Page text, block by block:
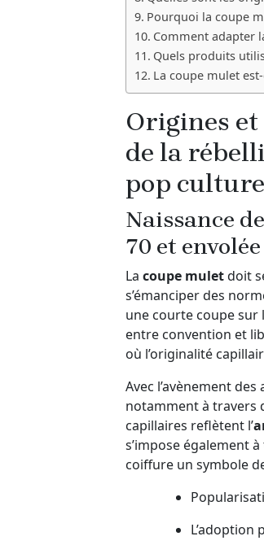
Pourquoi la coupe
Comment adapter
Quels produits
La coupe mulet
Origines et
de la
pop culture
Naissance
70 et
La coupe muletdoit
s’émanciper des
une courte coupe sur
entre convention et
où l’originalité
Avec l’avènement
notamment à travers
capillaires reflètent l’
s’impose également
coiffure un symbole